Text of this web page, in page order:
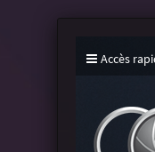
Accès